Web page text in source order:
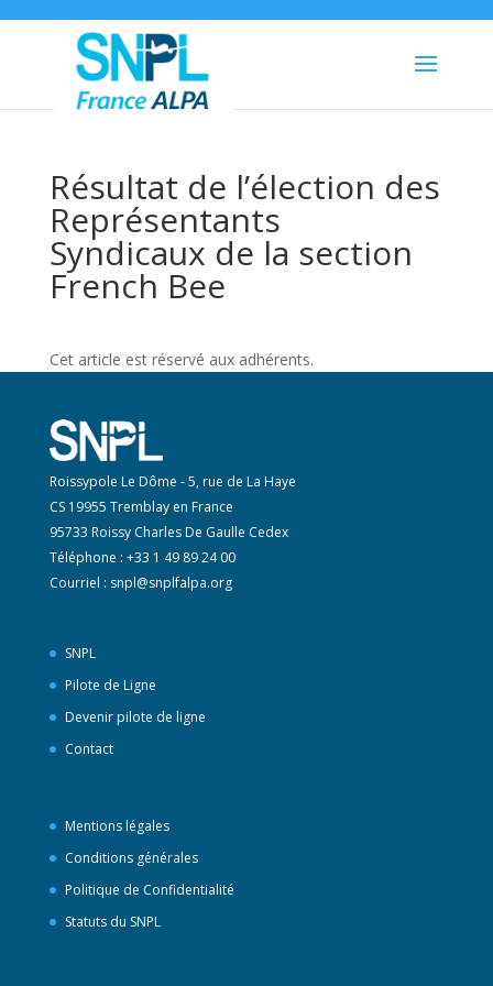
Résultat de l’élection des
Représentants
Syndicaux de la section
French Bee
Cet article est réservé aux adhérents.
Roissypole Le Dôme - 5, rue de La Haye
CS 19955 Tremblay en France
95733 Roissy Charles De Gaulle Cedex
Téléphone : +33 1 49 89 24 00
Courriel : snpl@snplfalpa.org
SNPL
Pilote de Ligne
Devenir pilote de ligne
Contact
Mentions légales
Conditions générales
Politique de Confidentialité
Statuts du SNPL